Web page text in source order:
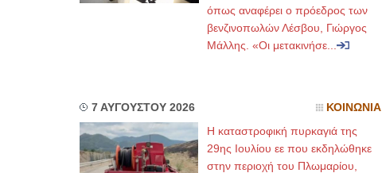
όπως αναφέρει ο πρόεδρος των
βενζινοπωλών Λέσβου, Γιώργος
Μάλλης. «Οι μετακινήσε...
7 ΑΥΓΟΥΣΤΟΥ 2026 ΚΟΙΝΩΝΙΑ
Η καταστροφική πυρκαγιά της
29ης Ιουλίου εε που εκδηλώθηκε
στην περιοχή του Πλωμαρίου,